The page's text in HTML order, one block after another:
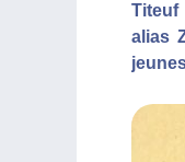
Titeuf
alias